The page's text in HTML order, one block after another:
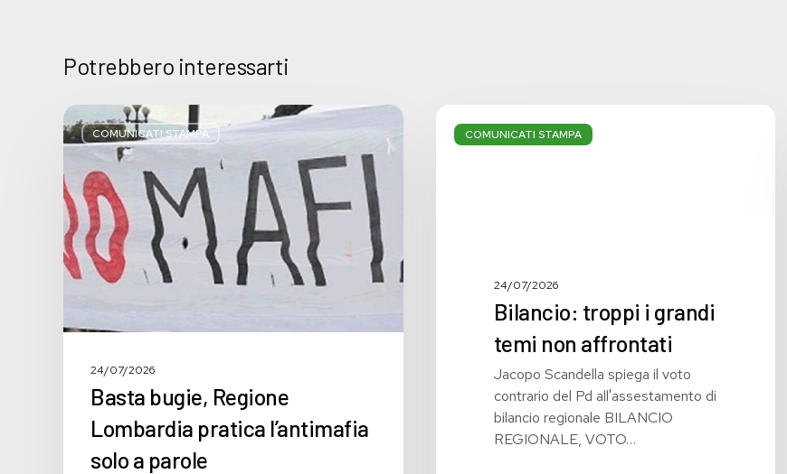
Potrebbero interessarti
COMUNICATI STAMPA
Basta
bugie,
Regione
Lombardia
pratica
l’antimafia
solo
a
parole
24/07/2026
Basta bugie, Regione
Lombardia pratica l’antimafia
solo a parole
COMUNICATI STAMPA
troppi
24/07/2026
Bilancio: troppi i grandi
temi non affrontati
Jacopo Scandella spiega il voto
contrario del Pd all'assestamento di
bilancio regionale BILANCIO
REGIONALE, VOTO…